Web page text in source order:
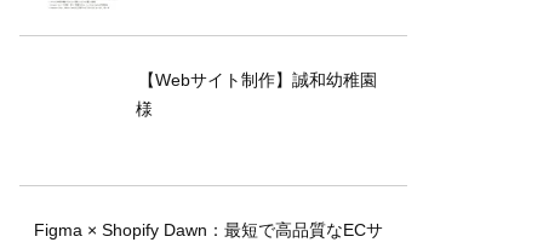
【Webサイト制作】誠和幼稚園
様
Figma × Shopify Dawn：最短で高品質なECサ